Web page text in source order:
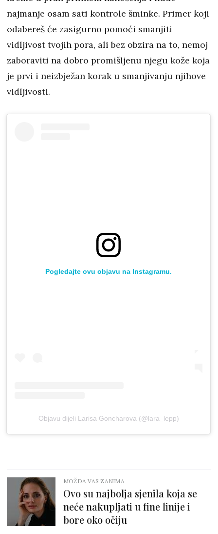
najmanje osam sati kontrole šminke. Primer koji
odabereš će zasigurno pomoći smanjiti
vidljivost tvojih pora, ali bez obzira na to, nemoj
zaboraviti na dobro promišljenu njegu kože koja
je prvi i neizbježan korak u smanjivanju njihove
vidljivosti.
Pogledajte ovu objavu na Instagramu.
Objavu dijeli Larisa Goncharova (@lara_lepp)
MOŽDA VAS ZANIMA
Ovo su najbolja sjenila koja se
neće nakupljati u fine linije i
bore oko očiju